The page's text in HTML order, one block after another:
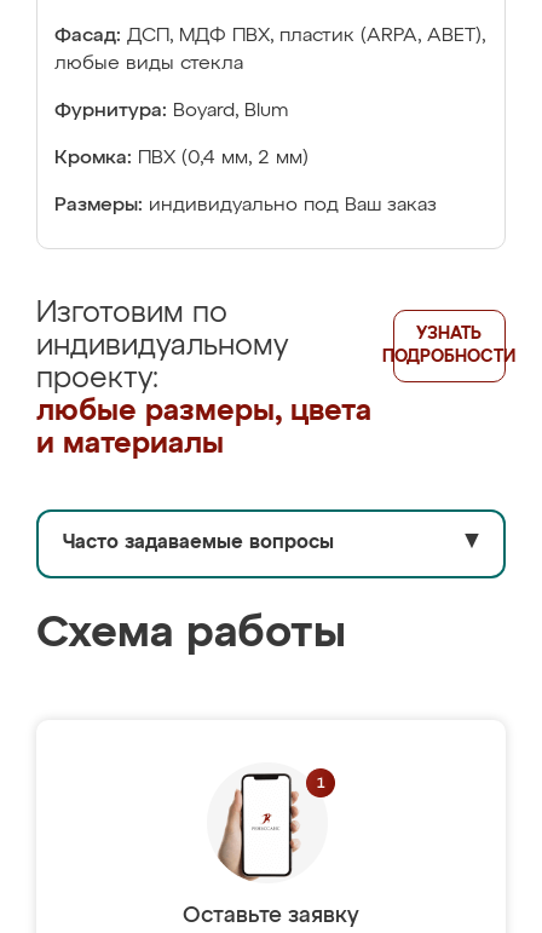
Фасад: ДСП, МДФ ПВХ, пластик (ARPA, ABET),
любые виды стекла
Фурнитура: Boyard, Blum
Кромка: ПВХ (0,4 мм, 2 мм)
Размеры: индивидуально под Ваш заказ
Изготовим по
индивидуальному
проекту:
любые размеры, цвета
и материалы
УЗНАТЬ
ПОДРОБНОСТИ
Часто задаваемые вопросы ▼
Схема работы
Оставьте заявку